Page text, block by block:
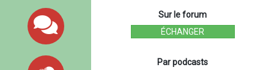
Sur le forum
ÉCHANGER
Par podcasts